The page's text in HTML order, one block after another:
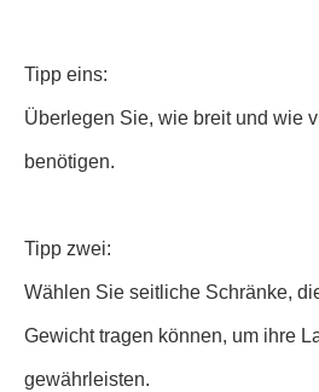
Tipp eins:
Überlegen Sie, wie breit und wie
benötigen.
Tipp zwei:
Wählen Sie seitliche Schränke,
Gewicht tragen können, um ihre
gewährleisten.